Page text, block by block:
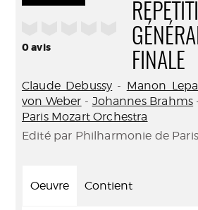
0avis
FINALE
Claude Debussy - Manon
von Weber - Johannes Brahms
Paris Mozart Orchestra
Edité par Philharmonie de
Oeuvre Contient